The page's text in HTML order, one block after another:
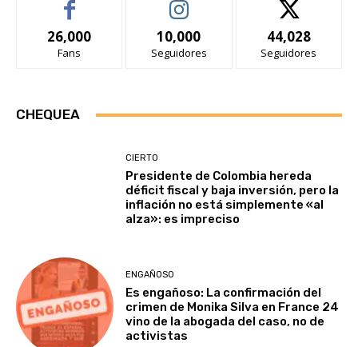
26,000
Fans
10,000
Seguidores
44,028
Seguidores
CHEQUEA
CIERTO
Presidente de Colombia hereda
déficit fiscal y baja inversión, pero la
inflación no está simplemente «al
alza»: es impreciso
ENGAÑOSO
Es engañoso: La confirmación del
crimen de Monika Silva en France 24
vino de la abogada del caso, no de
activistas